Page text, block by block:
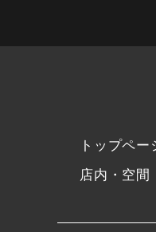
トップペー
店内・空間